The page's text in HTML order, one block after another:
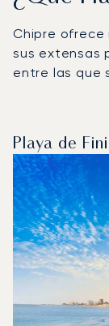
Chipre
sus extensas
entre las que
Playa de